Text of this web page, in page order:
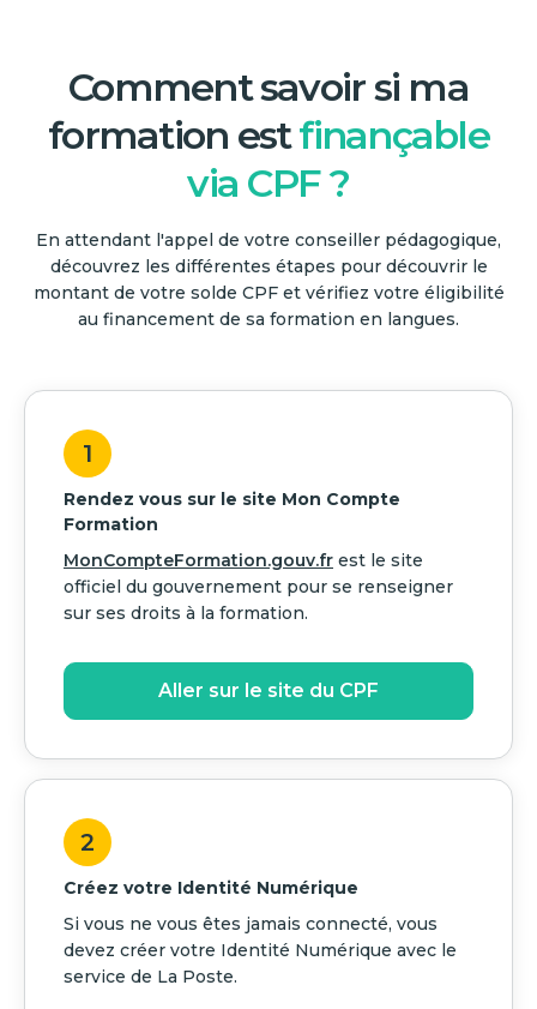
Comment savoir si ma
formation estfinançable
via CPF ?
En attendant l'appel de votre conseiller pédagogique,
découvrez les différentes étapes pour découvrir le
montant de votre solde CPF et vérifiez votre éligibilité
au financement de sa formation en langues.
1
Rendez vous sur le site Mon Compte
Formation
MonCompteFormation.gouv.fr est le site
officiel du gouvernement pour se renseigner
sur ses droits à la formation.
Aller sur le site du CPF
2
Créez votre Identité Numérique
Si vous ne vous êtes jamais connecté, vous
devez créer votre Identité Numérique avec le
service de La Poste.